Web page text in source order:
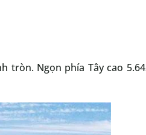
tròn. Ngọn phía Tây cao